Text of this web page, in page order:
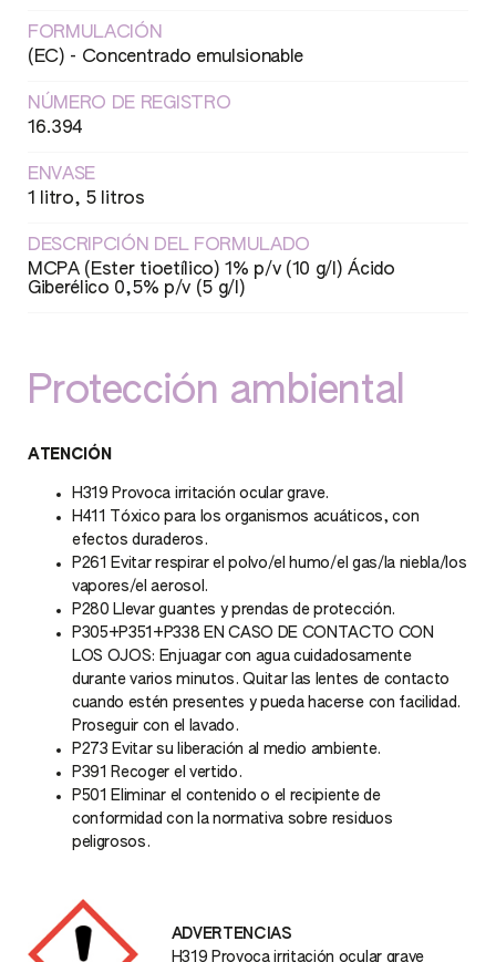
FORMULACIÓN
(EC) - Concentrado emulsionable
NÚMERO DE REGISTRO
16.394
ENVASE
1 litro, 5 litros
DESCRIPCIÓN DEL FORMULADO
MCPA (Ester tioetílico) 1% p/v (10 g/l) Ácido
Giberélico 0,5% p/v (5 g/l)
Protección ambiental
ATENCIÓN
H319 Provoca irritación ocular grave.
H411 Tóxico para los organismos acuáticos, con
efectos duraderos.
P261 Evitar respirar el polvo/el humo/el gas/la niebla/los
vapores/el aerosol.
P280 Llevar guantes y prendas de protección.
P305+P351+P338 EN CASO DE CONTACTO CON
LOS OJOS: Enjuagar con agua cuidadosamente
durante varios minutos. Quitar las lentes de contacto
cuando estén presentes y pueda hacerse con facilidad.
Proseguir con el lavado.
P273 Evitar su liberación al medio ambiente.
P391 Recoger el vertido.
P501 Eliminar el contenido o el recipiente de
conformidad con la normativa sobre residuos
peligrosos.
ADVERTENCIAS
H319 Provoca irritación ocular grave